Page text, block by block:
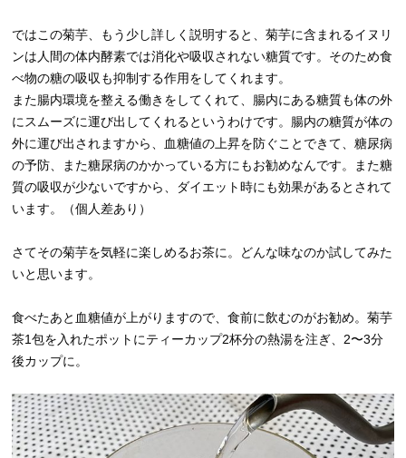
ではこの菊芋、もう少し詳しく説明すると、菊芋に含まれるイヌリ
ンは人間の体内酵素では消化や吸収されない糖質です。そのため食
べ物の糖の吸収も抑制する作用をしてくれます。
また腸内環境を整える働きをしてくれて、腸内にある糖質も体の外
にスムーズに運び出してくれるというわけです。腸内の糖質が体の
外に運び出されますから、血糖値の上昇を防ぐことできて、糖尿病
の予防、また糖尿病のかかっている方にもお勧めなんです。また糖
質の吸収が少ないですから、ダイエット時にも効果があるとされて
います。（個人差あり）
さてその菊芋を気軽に楽しめるお茶に。どんな味なのか試してみた
いと思います。
食べたあと血糖値が上がりますので、食前に飲むのがお勧め。菊芋
茶1包を入れたポットにティーカップ2杯分の熱湯を注ぎ、2〜3分
後カップに。